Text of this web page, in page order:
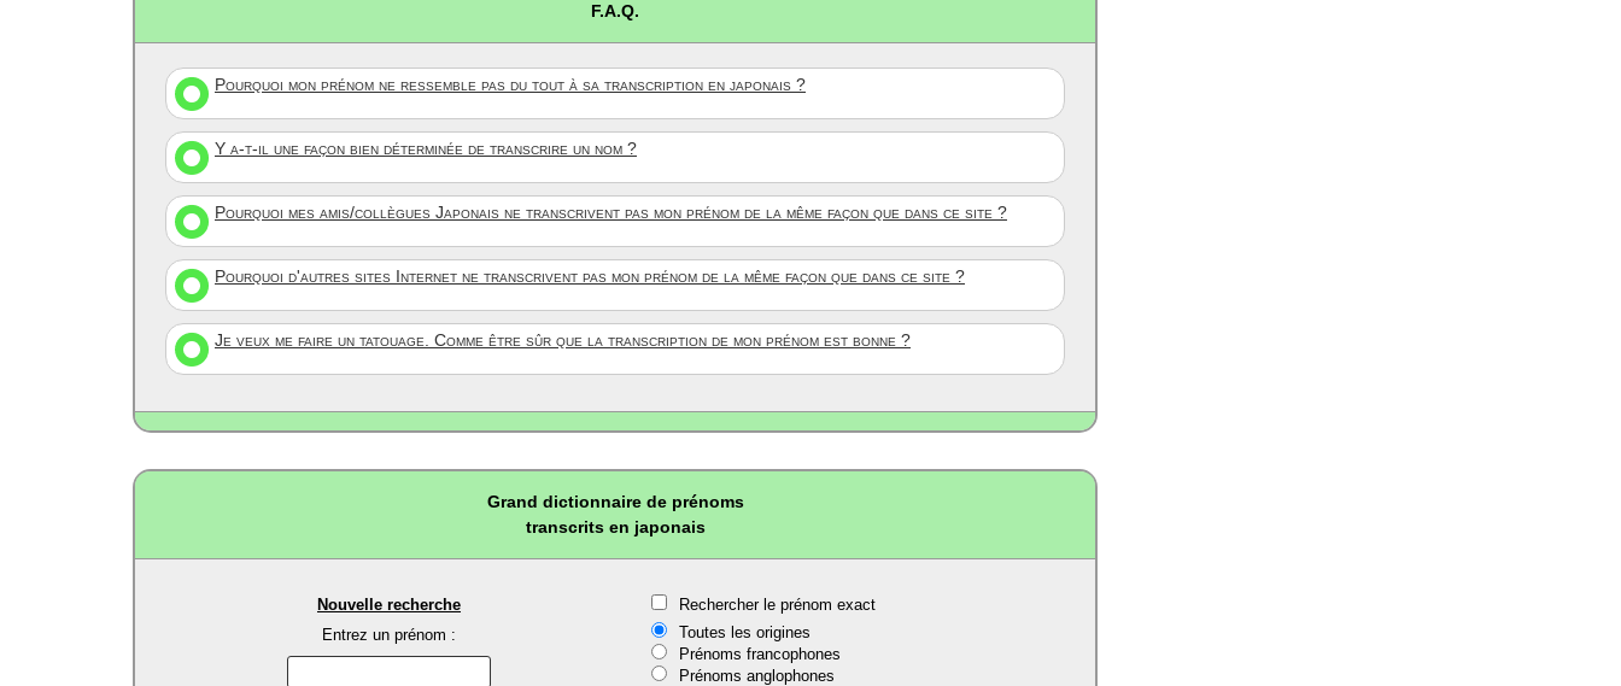
F.A.Q.
Pourquoi mon prénom ne ressemble pas du tout à sa transcription en japonais ?
Y a-t-il une façon bien déterminée de transcrire un nom ?
Pourquoi mes amis/collègues Japonais ne transcrivent pas mon prénom de la même façon que dans ce site ?
Pourquoi d'autres sites Internet ne transcrivent pas mon prénom de la même façon que dans ce site ?
Je veux me faire un tatouage. Comme être sûr que la transcription de mon prénom est bonne ?
Grand dictionnaire de prénoms
transcrits en japonais
Nouvelle recherche
Entrez un prénom :
Rechercher le prénom exact
Toutes les origines
Prénoms francophones
Prénoms anglophones